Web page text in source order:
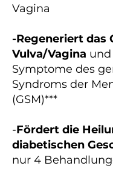
Vagina
-Regeneriert das
Vulva/Vagina
Symptome des
Syndroms der
(GSM)***
-Fördert die
diabetischen
nur 4